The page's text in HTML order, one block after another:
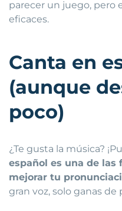
parecer un juego, pero
eficaces.
Canta en
(aunque
poco)
¿Te gusta la música?
español es una de
mejorar tu
gran voz, solo ganas